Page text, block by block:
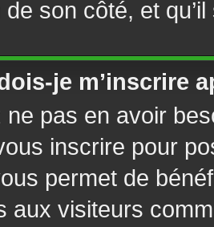
son côté, et
je m’inscrire
pas en avoir
inscrire pour
permet de
aux visiteurs